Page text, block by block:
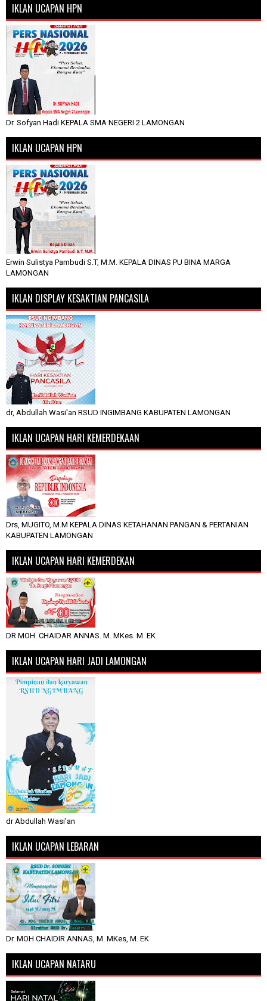
IKLAN UCAPAN HPN
Dr. Sofyan Hadi KEPALA SMA NEGERI 2 LAMONGAN
IKLAN UCAPAN HPN
Erwin Sulistya Pambudi S.T, M.M. KEPALA DINAS PU BINA MARGA
LAMONGAN
IKLAN DISPLAY KESAKTIAN PANCASILA
dr, Abdullah Wasi'an RSUD INGIMBANG KABUPATEN LAMONGAN
IKLAN UCAPAN HARI KEMERDEKAAN
Drs, MUGITO, M.M KEPALA DINAS KETAHANAN PANGAN & PERTANIAN
KABUPATEN LAMONGAN
IKLAN UCAPAN HARI KEMERDEKAN
DR MOH. CHAIDAR ANNAS. M. MKes. M. EK
IKLAN UCAPAN HARI JADI LAMONGAN
dr Abdullah Wasi'an
IKLAN UCAPAN LEBARAN
Dr. MOH CHAIDIR ANNAS, M. MKes, M. EK
IKLAN UCAPAN NATARU